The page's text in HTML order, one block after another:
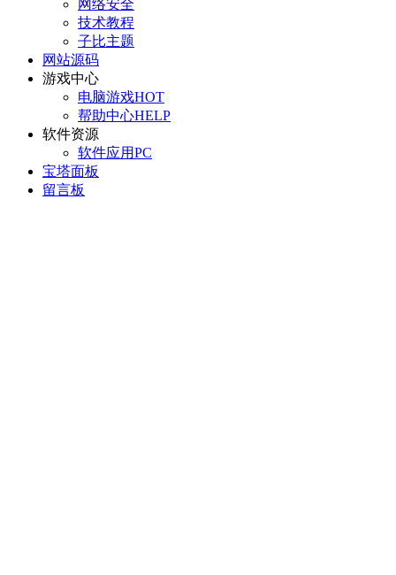
网络安全
技术教程
子比主题
网站源码
游戏中心
电脑游戏HOT
帮助中心HELP
软件资源
软件应用PC
宝塔面板
留言板